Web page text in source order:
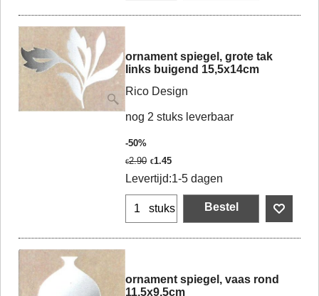
ornament spiegel, grote tak
links buigend 15,5x14cm
Rico Design
nog 2 stuks leverbaar
-50%
€2.90 €1.45
Levertijd:1-5 dagen
stuks Bestel
ornament spiegel, vaas rond
11,5x9,5cm